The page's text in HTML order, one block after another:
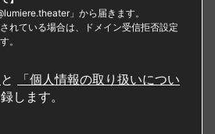
」から届きます。
れている場合は、ドメイン受信拒否設定
。
と
「個人情報の取り扱いについ
します。